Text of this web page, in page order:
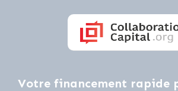
Votre financement rapide